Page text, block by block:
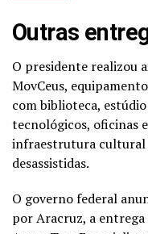
Outras
O presidente realizou
MovCeus,
com biblioteca,
tecnológicos, oficinas
infraestrutura cultural
desassistidas.
O governo federal
por Aracruz, a